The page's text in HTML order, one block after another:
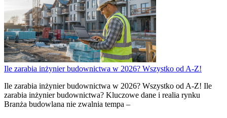
Ile zarabia inżynier budownictwa w 2026? Wszystko od A-Z!
Ile zarabia inżynier budownictwa w 2026? Wszystko od A-Z! Ile
zarabia inżynier budownictwa? Kluczowe dane i realia rynku
Branża budowlana nie zwalnia tempa –